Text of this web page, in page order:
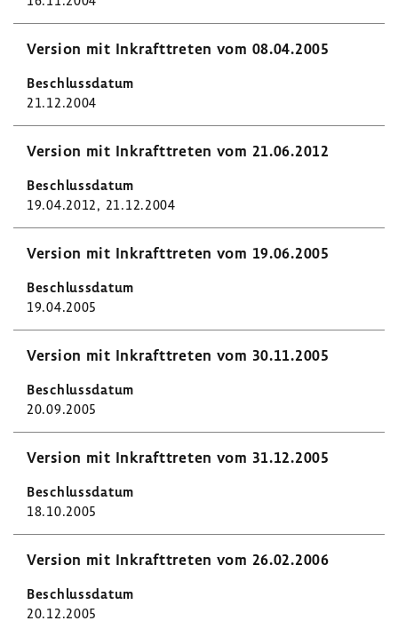
Version mit Inkraft­treten vom 08.04.2005
21.12.2004
Version mit Inkraft­treten vom 21.06.2012
19.04.2012, 21.12.2004
Version mit Inkraft­treten vom 19.06.2005
19.04.2005
Version mit Inkraft­treten vom 30.11.2005
20.09.2005
Version mit Inkraft­treten vom 31.12.2005
18.10.2005
Version mit Inkraft­treten vom 26.02.2006
20.12.2005